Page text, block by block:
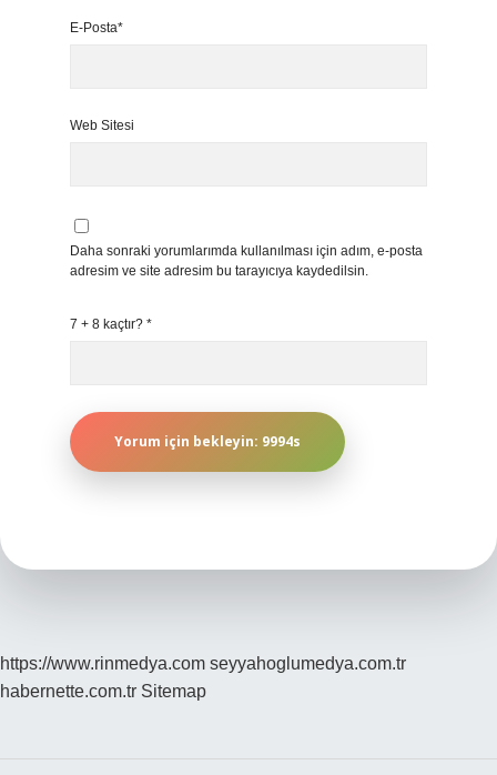
E-Posta*
Web Sitesi
Daha sonraki yorumlarımda kullanılması için adım, e-posta
adresim ve site adresim bu tarayıcıya kaydedilsin.
7 + 8 kaçtır? *
https://www.rinmedya.com seyyahoglumedya.com.tr
habernette.com.tr Sitemap